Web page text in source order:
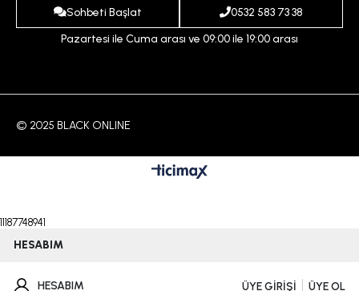
Sohbeti Başlat
0532 583 73 38
Pazartesi ile Cuma arası ve 09:00 ile 19:00 arası
© 2025 BLACK ONLINE
11187748941
HESABIM
HESABIM ÜYE GİRİŞİ ÜYE OL